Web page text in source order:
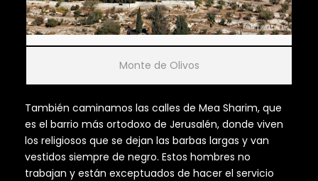
Monte de Olivos
También caminamos las calles de Mea Sharim, que
es el barrio más ortodoxo de Jerusalén, donde viven
los religiosos que se dejan las barbas largas y van
vestidos siempre de negro. Estos hombres no
trabajan y están exceptuados de hacer el servicio